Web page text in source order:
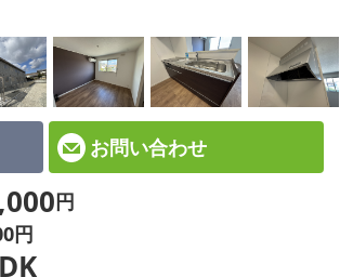
無料物件☆
件☆
お問い合わせ
円
円